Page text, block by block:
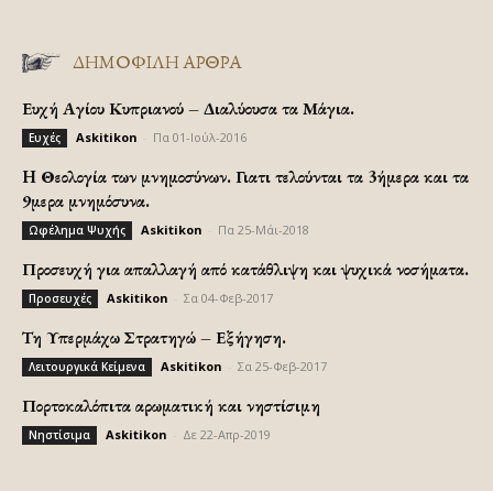
ΔΗΜΟΦΙΛΗ ΑΡΘΡΑ
Ευχή Αγίου Κυπριανού – Διαλύουσα τα Μάγια.
Ευχές Askitikon Πα 01-Ιούλ-2016
H Θεολογία των μνημοσύνων. Γιατι τελούνται τα 3ήμερα και τα
9μερα μνημόσυνα.
Ωφέλημα Ψυχής Askitikon Πα 25-Μάι-2018
Προσευχή για απαλλαγή από κατάθλιψη και ψυχικά νοσήματα.
Προσευχές Askitikon Σα 04-Φεβ-2017
Τη Υπερμάχω Στρατηγώ – Εξήγηση.
Λειτουργικά Κείμενα Askitikon Σα 25-Φεβ-2017
Πορτοκαλόπιτα αρωματική και νηστίσιμη
Νηστίσιμα Askitikon Δε 22-Απρ-2019